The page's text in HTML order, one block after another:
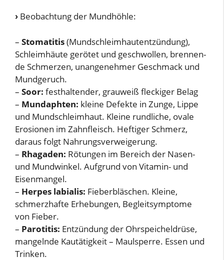
› Beobachtung der Mundhöhle:
– Stomatitis(Mundschleimhautentzündung),
Schleimhäute gerötet und geschwollen, brennen-
de Schmerzen, unangenehmer Geschmack und
Mundgeruch.
– Soor: festhaltender, grauweiß fleckiger Belag
– Mundaphten: kleine Defekte in Zunge, Lippe
und Mundschleimhaut. Kleine rundliche, ovale
Erosionen im Zahnfleisch. Heftiger Schmerz,
daraus folgt Nahrungsverweigerung.
– Rhagaden: Rötungen im Bereich der Nasen-
und Mundwinkel. Aufgrund von Vitamin- und
Eisenmangel.
– Herpes labialis: Fieberbläschen. Kleine,
schmerzhafte Erhebungen, Begleitsymptome
von Fieber.
– Parotitis: Entzündung der Ohrspeicheldrüse,
mangelnde Kautätigkeit – Maulsperre. Essen und
Trinken.